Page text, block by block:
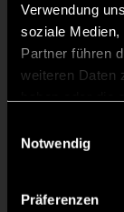
Verwendung
soziale Medien,
Partner führen
weiteren Daten
Notwendig
Präferenzen
12'